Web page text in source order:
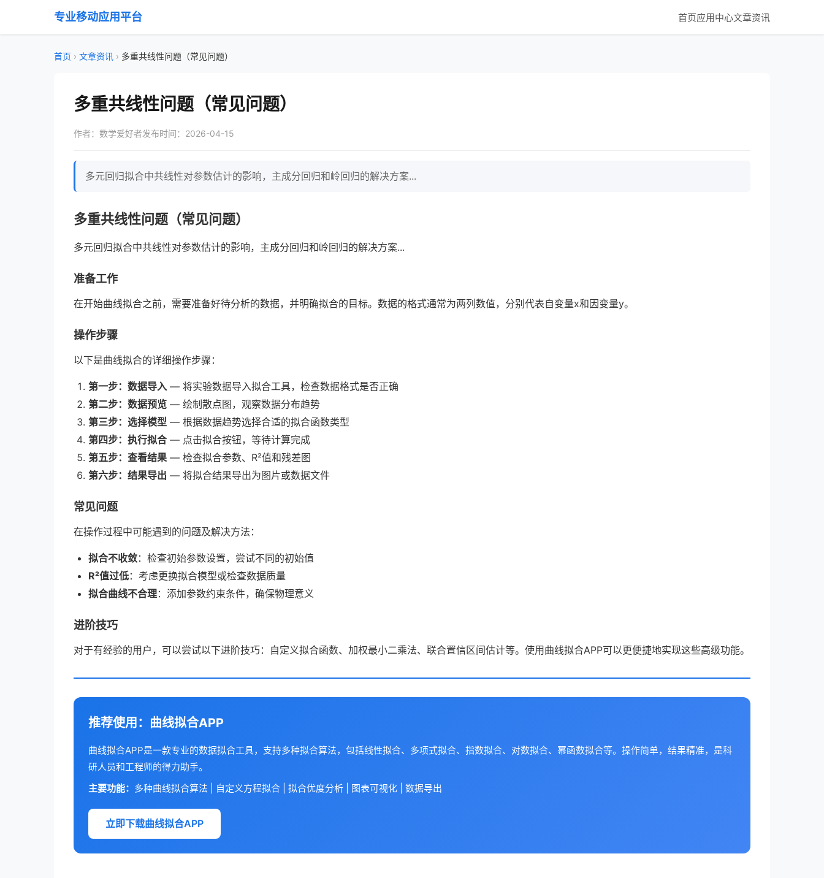
专业移动应用平台 首页应用中心文章资讯
首页 › 文章资讯 › 多重共线性问题（常见问题）
多重共线性问题（常见问题）
作者：数学爱好者发布时间：2026-04-15
多元回归拟合中共线性对参数估计的影响，主成分回归和岭回归的解决方案...
多重共线性问题（常见问题）
多元回归拟合中共线性对参数估计的影响，主成分回归和岭回归的解决方案...
准备工作
在开始曲线拟合之前，需要准备好待分析的数据，并明确拟合的目标。数据的格式通常为两列数值，分别代表自变量x和因变量y。
操作步骤
以下是曲线拟合的详细操作步骤：
第一步：数据导入 — 将实验数据导入拟合工具，检查数据格式是否正确
第二步：数据预览 — 绘制散点图，观察数据分布趋势
第三步：选择模型 — 根据数据趋势选择合适的拟合函数类型
第四步：执行拟合 — 点击拟合按钮，等待计算完成
第五步：查看结果 — 检查拟合参数、R²值和残差图
第六步：结果导出 — 将拟合结果导出为图片或数据文件
常见问题
在操作过程中可能遇到的问题及解决方法：
拟合不收敛：检查初始参数设置，尝试不同的初始值
R²值过低：考虑更换拟合模型或检查数据质量
拟合曲线不合理：添加参数约束条件，确保物理意义
进阶技巧
对于有经验的用户，可以尝试以下进阶技巧：自定义拟合函数、加权最小二乘法、联合置信区间估计等。使用曲线拟合APP可以更便捷地实现这些高级功能。
推荐使用：曲线拟合APP
曲线拟合APP是一款专业的数据拟合工具，支持多种拟合算法，包括线性拟合、多项式拟合、指数拟合、对数拟合、幂函数拟合等。操作简单，结果精准，是科
研人员和工程师的得力助手。
主要功能： 多种曲线拟合算法 | 自定义方程拟合 | 拟合优度分析 | 图表可视化 | 数据导出
立即下载曲线拟合APP